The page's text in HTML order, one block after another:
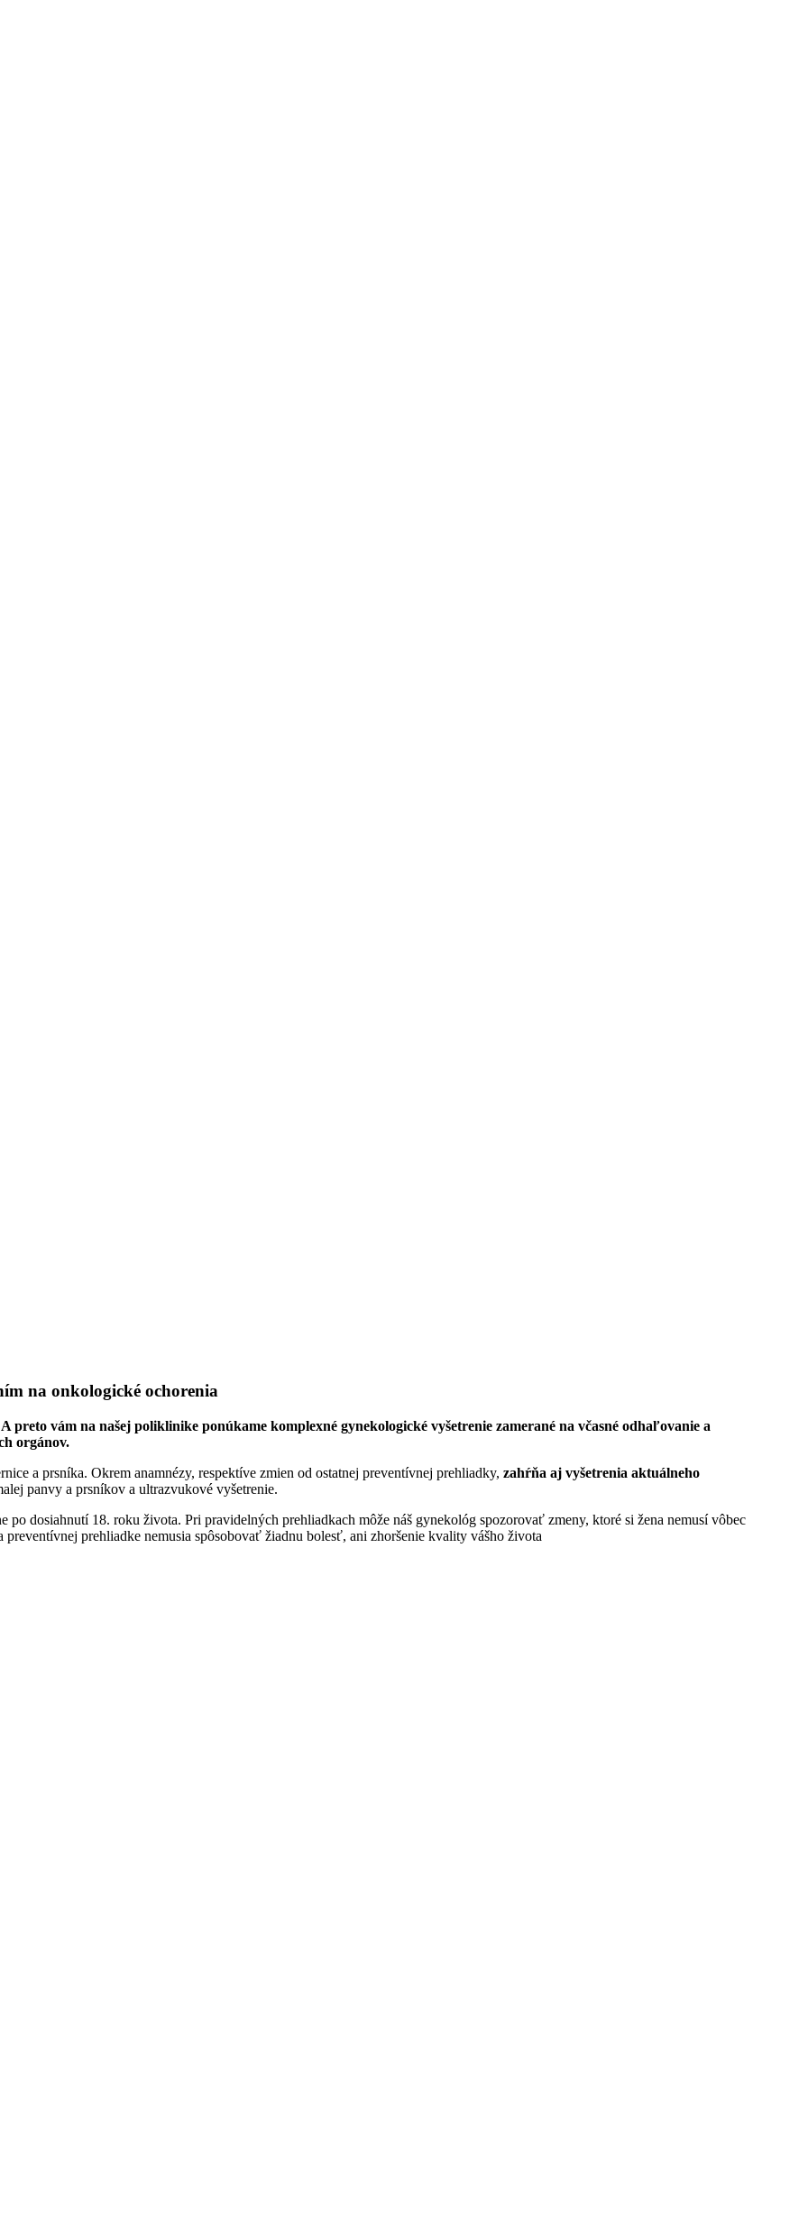
na onkologické ochorenia
preto vám na našej poliklinike ponúkame komplexné gynekologické vyšetrenie zamerané na včasné odhaľovanie a
orgánov.
a prsníka. Okrem anamnézy, respektíve zmien od ostatnej preventívnej prehliadky, zahŕňa aj vyšetrenia aktuálneho
panvy a prsníkov a ultrazvukové vyšetrenie.
dosiahnutí 18. roku života. Pri pravidelných prehliadkach môže náš gynekológ spozorovať zmeny, ktoré si žena nemusí vôbec
prehliadke nemusia spôsobovať žiadnu bolesť, ani zhoršenie kvality vášho života